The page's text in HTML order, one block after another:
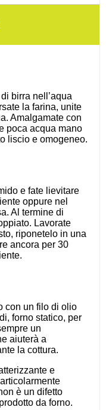
birra nell’aqua
la farina, unite
Amalgamate con
poca acqua mano
liscio e omogeneo.
e fate lievitare
oppure nel
Al termine di
Lavorate
riponetelo in una
ancora per 30
con un filo di olio
forno statico, per
un
aiuterà a
la cottura.
e
è un difetto
da forno.